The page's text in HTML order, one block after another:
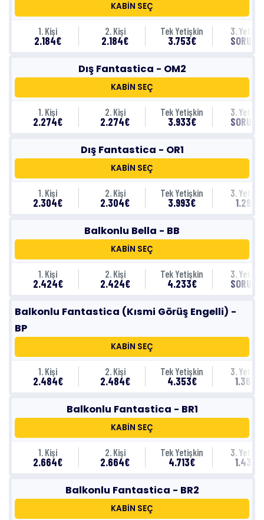
KABİN SEÇ
1. Kişi
2.184€
2. Kişi
2.184€
Tek Yetişkin
3.753€
3.
Dış Fantastica - OM2
KABİN SEÇ
1. Kişi
2.274€
2. Kişi
2.274€
Tek Yetişkin
3.933€
3.
Dış Fantastica - OR1
KABİN SEÇ
1. Kişi
2.304€
2. Kişi
2.304€
Tek Yetişkin
3.993€
3.
1.294€
Balkonlu Bella - BB
KABİN SEÇ
1. Kişi
2.424€
2. Kişi
2.424€
Tek Yetişkin
4.233€
3.
Balkonlu Fantastica (Kısmi Görüş Engelli) -
BP
KABİN SEÇ
1. Kişi
2.484€
2. Kişi
2.484€
Tek Yetişkin
4.353€
3.
1.364€
Balkonlu Fantastica - BR1
KABİN SEÇ
1. Kişi
2.664€
2. Kişi
2.664€
Tek Yetişkin
4.713€
3.
1.434€
Balkonlu Fantastica - BR2
KABİN SEÇ